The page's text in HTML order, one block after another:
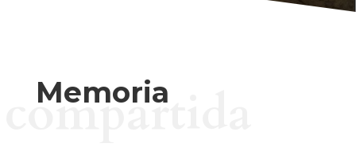
Memoria
compartida